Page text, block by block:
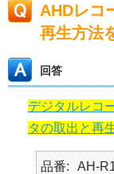
AHDレコ
再生方法
回答
デジタルレコ
タの取出と再
品番
AH-